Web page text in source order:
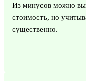
Из минусов можно
стоимость, но
существенно.